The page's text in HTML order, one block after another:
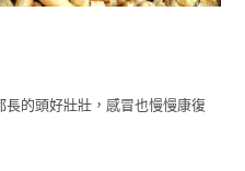
的頭好壯壯，感冒也慢慢康復